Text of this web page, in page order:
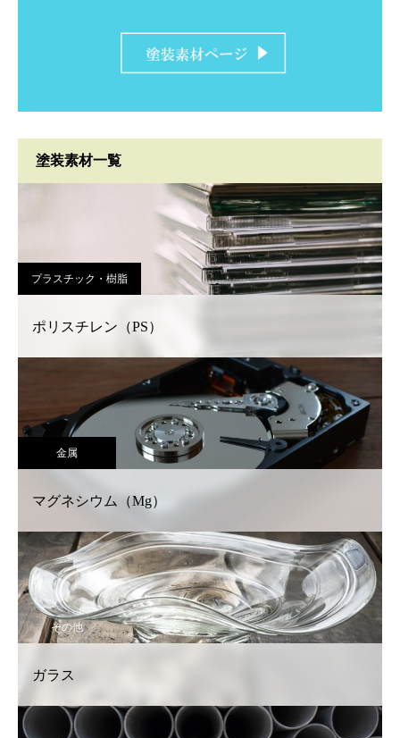
塗装素材一覧
プラスチック・樹脂
ポリスチレン（PS）
金属
マグネシウム（Mg）
その他
ガラス